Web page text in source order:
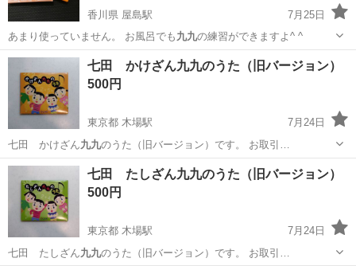
香川県 屋島駅
7月25日
あまり使っていません。 お風呂でも 九九の練習ができますよ^ ^
香川 高松市 屋島駅 おもちゃ 九九
七田 かけざん九九のうた（旧バージョン）
500円
東京都 木場駅
7月24日
七田 かけざん九九のうた（旧バージョン）です。 お取引…
東京 江東区 木場駅 その他 周辺
七田 たしざん九九のうた（旧バージョン）
500円
東京都 木場駅
7月24日
七田 たしざん九九のうた（旧バージョン）です。 お取引…